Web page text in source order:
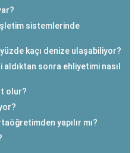
sistemlerinde
kaçı denize ulaşabiliyor?
sonra ehliyetimi nasıl
olur?
yapılır mı?